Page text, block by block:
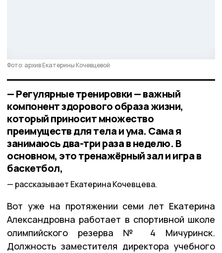
Фото: архив Екатерины Кочевцевой
— Регулярные тренировки — важный
компонент здорового образа жизни,
который приносит множество
преимуществ для тела и ума. Сама я
занимаюсь два-три раза в неделю. В
основном, это тренажёрный зал и игра в
баскетбол,
рассказывает Екатерина Кочевцева.
Вот уже на протяжении семи лет Екатерина
Александровна работает в спортивной школе
олимпийского резерва № 4 Мичуринск.
Должность заместителя директора учебного